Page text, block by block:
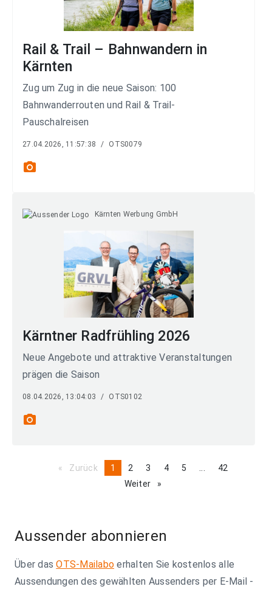
Rail & Trail – Bahnwandern in
Kärnten
Zug um Zug in die neue Saison: 100
Bahnwanderrouten und Rail & Trail-
Pauschalreisen
27.04.2026, 11:57:38 / OTS0079
photo_camera
Kärnten Werbung GmbH
Kärntner Radfrühling 2026
Neue Angebote und attraktive Veranstaltungen
prägen die Saison
08.04.2026, 13:04:03 / OTS0102
photo_camera
ZurückpageYou're
1 page
2 page
3 page
4 page
5 page
... page
42
Weiter
page
Aussender abonnieren
Über dasOTS-Mailabo erhalten Sie kostenlos alle
Aussendungen des gewählten Aussenders per E-Mail -